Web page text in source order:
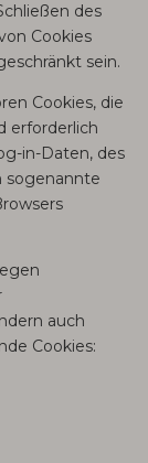
des
Cookies
sein.
Cookies, die
erforderlich
in-Daten, des
sogenannte
auch
Cookies: